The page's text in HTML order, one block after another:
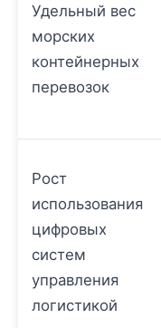
Удельный вес
морских
контейнерных
перевозок
Рост
использования
цифровых
систем
управления
логистикой